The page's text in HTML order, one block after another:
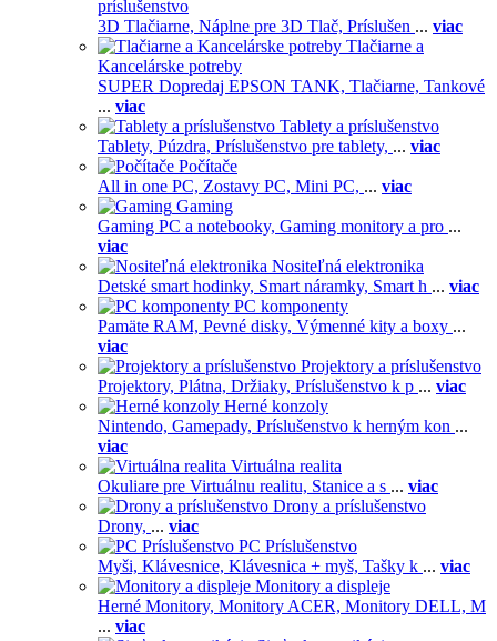
príslušenstvo
3D Tlačiarne, Náplne pre 3D Tlač, Príslušen ... viac
Tlačiarne a
Kancelárske potreby
SUPER Dopredaj EPSON TANK, Tlačiarne, Tankové
... viac
Tablety a príslušenstvo
Tablety, Púzdra, Príslušenstvo pre tablety, ... viac
Počítače
All in one PC, Zostavy PC, Mini PC, ... viac
Gaming
Gaming PC a notebooky, Gaming monitory a pro ...
viac
Nositeľná elektronika
Detské smart hodinky, Smart náramky, Smart h ... viac
PC komponenty
Pamäte RAM, Pevné disky, Výmenné kity a boxy ...
viac
Projektory a príslušenstvo
Projektory, Plátna, Držiaky, Príslušenstvo k p ... viac
Herné konzoly
Nintendo, Gamepady, Príslušenstvo k herným kon ...
viac
Virtuálna realita
Okuliare pre Virtuálnu realitu, Stanice a s ... viac
Drony a príslušenstvo
Drony, ... viac
PC Príslušenstvo
Myši, Klávesnice, Klávesnica + myš, Tašky k ... viac
Monitory a displeje
Herné Monitory, Monitory ACER, Monitory DELL, M
... viac